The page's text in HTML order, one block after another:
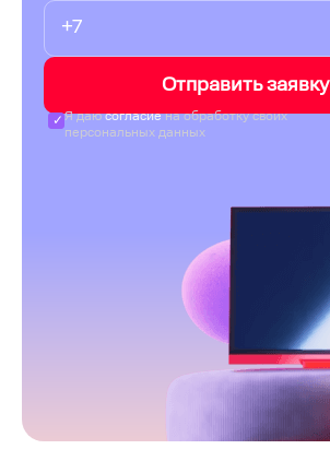
Отправить заявку
Я даюсогласиена обработку своих
персональных данных